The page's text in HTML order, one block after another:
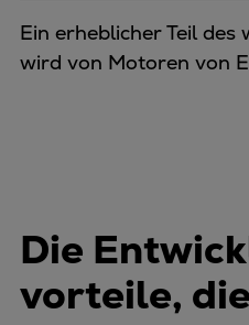
Ein erheblicher Teil
wird von Motoren von
Die
vorteile,